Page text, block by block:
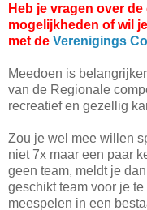
Heb je vragen over
mogelijkheden of wil
met de Verenigings
Meedoen is
van de Regionale
recreatief en gezellig
Zou je wel mee willen
niet 7x maar een paar
geen team, meldt je
geschikt team voor je
meespelen in een